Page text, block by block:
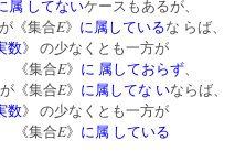
属 してないケースもあるが、
《集合E》 に属しているな らば、
数》 の少なくとも一方が
E》 に 属しておらず、
《集合E》 に属してな いならば、
数》 の少なくとも一方が
E》 に属 している
。